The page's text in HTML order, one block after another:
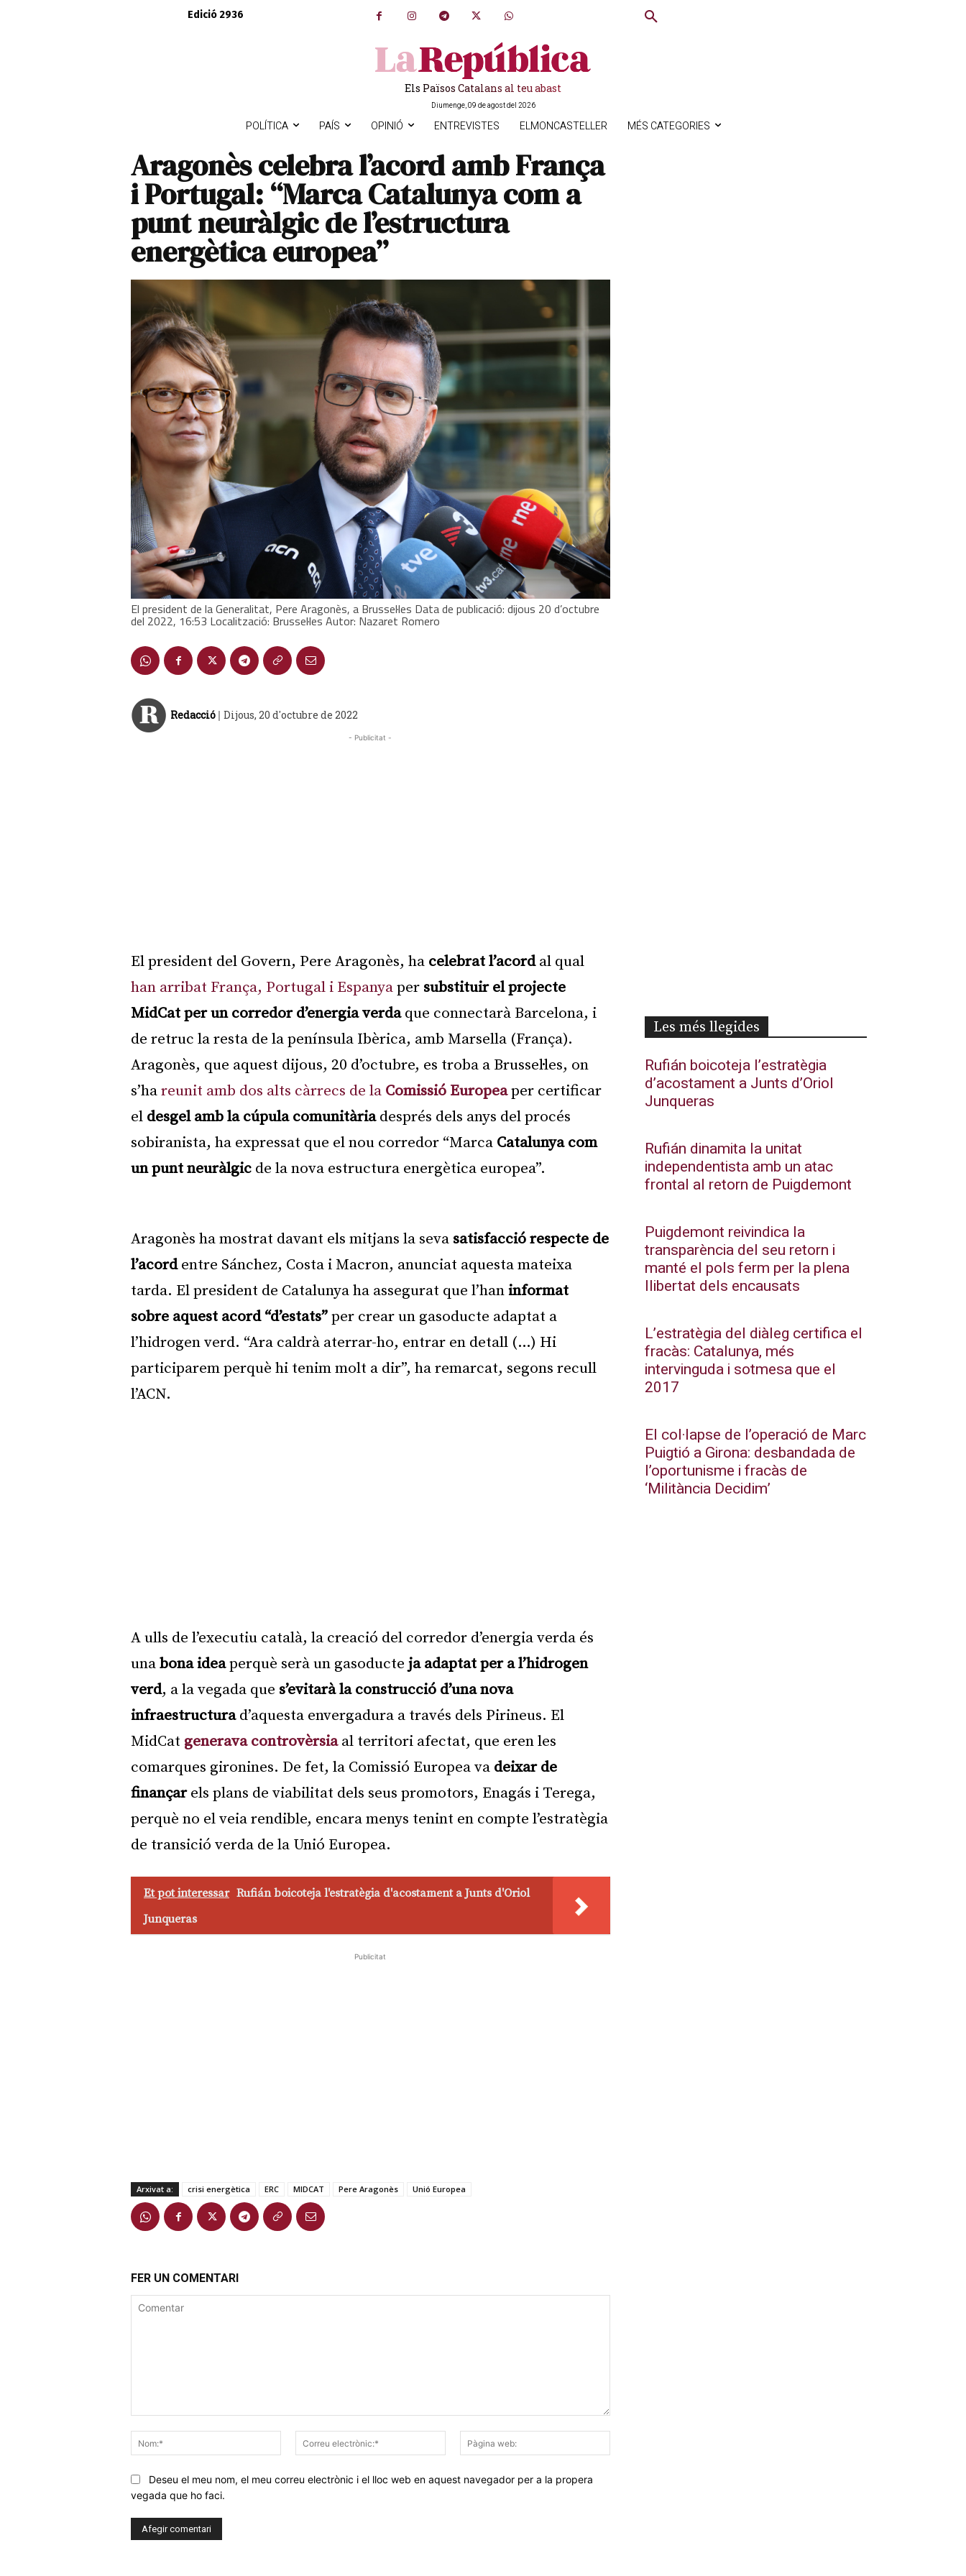
Edició 2936
Els Països Catalans al teu abast
Diumenge, 09 de agost del 2026
POLÍTICA PAÍS OPINIÓ ENTREVISTES ELMONCASTELLER MÉS CATEGORIES
Aragonès celebra l’acord amb França
i Portugal: “Marca Catalunya com a
punt neuràlgic de l’estructura
energètica europea”
El president de la Generalitat, Pere Aragonès, a Brussel·les Data de publicació: dijous 20 d’octubre
del 2022, 16:53 Localització: Brussel·les Autor: Nazaret Romero
Redacció | Dijous, 20 d'octubre de 2022
- Publicitat -
El president del Govern, Pere Aragonès, ha celebrat l’acordal qual
han arribat França, Portugal i Espanyaper substituir el projecte
MidCat per un corredor d’energia verdaque connectarà Barcelona, i
de retruc la resta de la península Ibèrica, amb Marsella (França).
Aragonès, que aquest dijous, 20 d’octubre, es troba a Brussel·les, on
s’hareunit amb dos alts càrrecs de la Comissió Europeaper certificar
el desgel amb la cúpula comunitàriadesprés dels anys del procés
sobiranista, ha expressat que el nou corredor “Marca Catalunya com
un punt neuràlgic de la nova estructura energètica europea”.
Aragonès ha mostrat davant els mitjans la seva satisfacció respecte de
l’acordentre Sánchez, Costa i Macron, anunciat aquesta mateixa
tarda. El president de Catalunya ha assegurat que l’haninformat
sobre aquest acord “d’estats”per crear un gasoducte adaptat a
l’hidrogen verd. “Ara caldrà aterrar-ho, entrar en detall (…) Hi
participarem perquè hi tenim molt a dir”, ha remarcat, segons recull
l’ACN.
A ulls de l’executiu català, la creació del corredor d’energia verda és
unabona ideaperquè serà un gasoducte ja adaptat per a l’hidrogen
verd, a la vegada que s’evitarà la construcció d’una nova
infraestructurad’aquesta envergadura a través dels Pirineus. El
MidCat generava controvèrsia al territori afectat, que eren les
comarques gironines. De fet, la Comissió Europea va deixar de
finançarels plans de viabilitat dels seus promotors, Enagás i Terega,
perquè no el veia rendible, encara menys tenint en compte l’estratègia
de transició verda de la Unió Europea.
Et pot interessar Rufián boicoteja l'estratègia d'acostament a Junts d'Oriol
Junqueras
Publicitat
Arxivat a: crisi energètica ERC MIDCAT Pere Aragonès Unió Europea
FER UN COMENTARI
Nom:*
Correu
electrònic:*
web:
Deseu el meu nom, el meu correu electrònic i el lloc web en aquest navegador per a la propera
vegada que ho faci.
Les més llegides
Rufián boicoteja l’estratègia
d’acostament a Junts d’Oriol
Junqueras
Rufián dinamita la unitat
independentista amb un atac
frontal al retorn de Puigdemont
Puigdemont reivindica la
transparència del seu retorn i
manté el pols ferm per la plena
llibertat dels encausats
L’estratègia del diàleg certifica el
fracàs: Catalunya, més
intervinguda i sotmesa que el
2017
El col·lapse de l’operació de Marc
Puigtió a Girona: desbandada de
l’oportunisme i fracàs de
‘Militància Decidim’